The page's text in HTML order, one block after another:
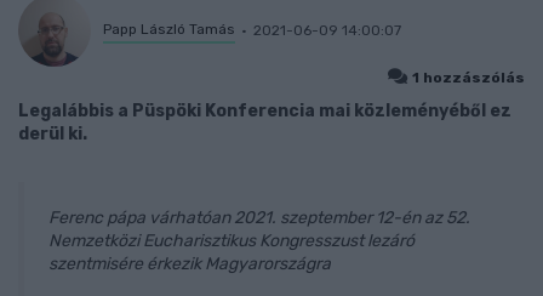
Papp László Tamás 2021-06-09 14:00:07
1 hozzászólás
Legalábbis a Püspöki Konferencia mai közleményéből ez
derül ki.
Ferenc pápa várhatóan 2021. szeptember 12-én az 52.
Nemzetközi Eucharisztikus Kongresszust lezáró
szentmisére érkezik Magyarországra